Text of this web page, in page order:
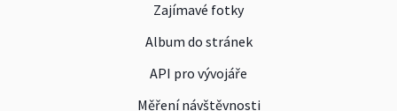
Zajímavé fotky
Album do stránek
API pro vývojáře
Měření návštěvnosti